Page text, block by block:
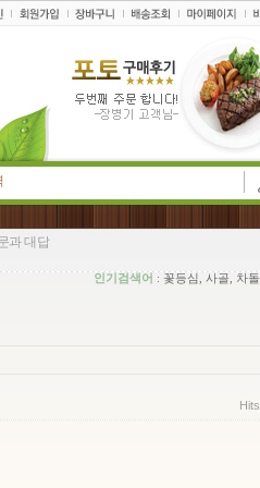
인기검색어 : 꽃등심, 사골, 차
과 대답